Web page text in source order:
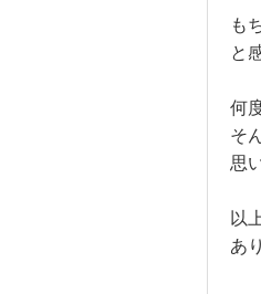
も
と
何
そ
思
以
あ